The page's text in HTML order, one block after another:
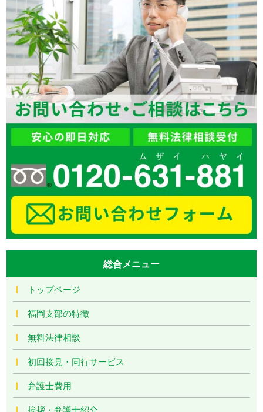
総合メニュー
トップページ
福岡支部の特徴
無料法律相談
初回接見・同行サービス
弁護士費用